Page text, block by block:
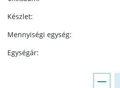
Készlet:
Mennyiségi egység:
Egységár: